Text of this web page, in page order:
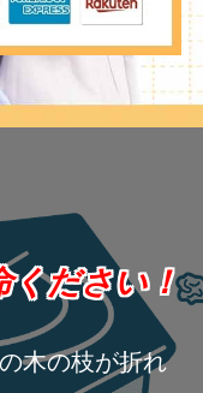
ください！
木の枝が折れ